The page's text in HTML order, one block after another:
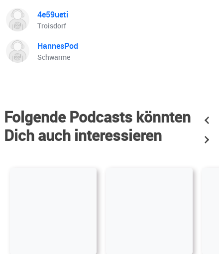
4e59ueti
Troisdorf
HannesPod
Schwarme
Folgende Podcasts könnten
Dich auch interessieren